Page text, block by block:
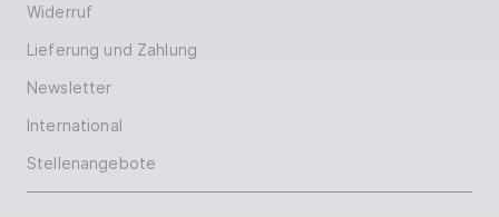
Widerruf
Lieferung und Zahlung
Newsletter
International
Stellenangebote